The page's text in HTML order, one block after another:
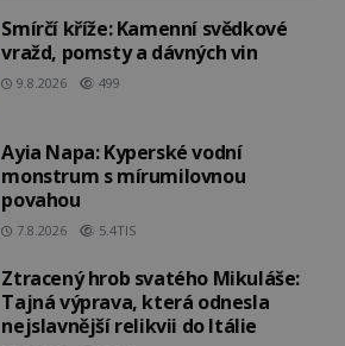
Smírčí kříže: Kamenní svědkové
vražd, pomsty a dávných vin
9.8.2026 499
Ayia Napa: Kyperské vodní
monstrum s mírumilovnou
povahou
7.8.2026 5.4TIS
Ztracený hrob svatého Mikuláše:
Tajná výprava, která odnesla
nejslavnější relikvii do Itálie